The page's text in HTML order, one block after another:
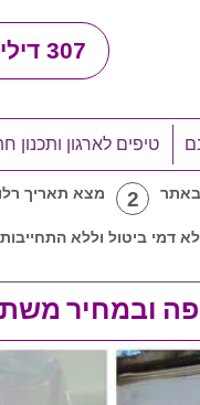
307
טיפים לארגון ותכנון
באתר 2 מצא תאריך
דמי ביטול וללא התחייבות
ובמחיר